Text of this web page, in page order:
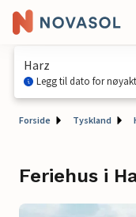
Harz
Legg til dato for
Forside Tyskland
Feriehus i